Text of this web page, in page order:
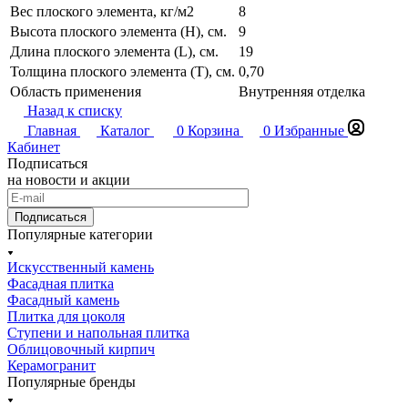
Вес плоского элемента, кг/м2
8
Высота плоского элемента (H), см.
9
Длина плоского элемента (L), см.
19
Толщина плоского элемента (T), см. 0,70
Область применения
Внутренняя отделка
Назад к списку
Главная
Каталог 0 Корзина 0 Избранные
Кабинет
Подписаться
на новости и акции
Подписаться
Популярные категории
Искусственный камень
Фасадная плитка
Фасадный камень
Плитка для цоколя
Ступени и напольная плитка
Облицовочный кирпич
Керамогранит
Популярные бренды